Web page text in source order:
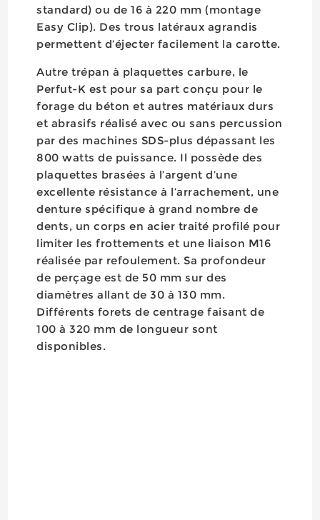
standard) ou de 16 à 220 mm (montage
Easy Clip). Des trous latéraux agrandis
permettent d’éjecter facilement la carotte.
Autre trépan à plaquettes carbure, le
Perfut-K est pour sa part conçu pour le
forage du béton et autres matériaux durs
et abrasifs réalisé avec ou sans percussion
par des machines SDS-plus dépassant les
800 watts de puissance. Il possède des
plaquettes brasées à l’argent d’une
excellente résistance à l’arrachement, une
denture spécifique à grand nombre de
dents, un corps en acier traité profilé pour
limiter les frottements et une liaison M16
réalisée par refoulement. Sa profondeur
de perçage est de 50 mm sur des
diamètres allant de 30 à 130 mm.
Différents forets de centrage faisant de
100 à 320 mm de longueur sont
disponibles.